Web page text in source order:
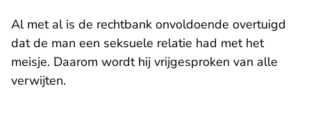
Al met al is de rechtbank onvoldoende overtuigd
dat de man een seksuele relatie had met het
meisje. Daarom wordt hij vrijgesproken van alle
verwijten.